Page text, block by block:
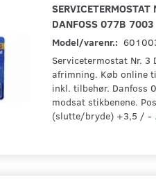
DANFOSS 077B 7003
Model/varenr.:
Servicetermostat Nr. 3
afrimning. Køb online
inkl. tilbehør. Danfoss
modsat stikbenene.
(slutte/bryde) +3,5 / -